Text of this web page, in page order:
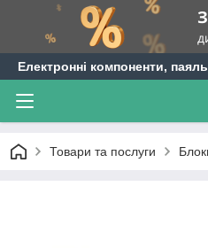
Електронні компоненти,
Товари та послуги